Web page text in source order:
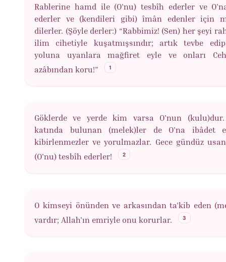
Rablerine hamd ile (O'nu) tesbîh ederler ve
ederler ve (kendileri gibi) îmân edenler için
dilerler. (Şöyle derler:) “Rabbimiz! (Sen) her şeyi
ilim cihetiyle kuşatmışsındır; artık tevbe
yoluna uyanlara mağfiret eyle ve onları
azâbından koru!”
1
Göklerde ve yerde kim varsa O'nun
katında bulunan (melek)ler de O'na ibâdet
kibirlenmezler ve yorulmazlar. Gece gündüz
(O'nu) tesbîh ederler!
2
O kimseyi önünden ve arkasından ta'kib eden
vardır; Allah'ın emriyle onu korurlar.
3